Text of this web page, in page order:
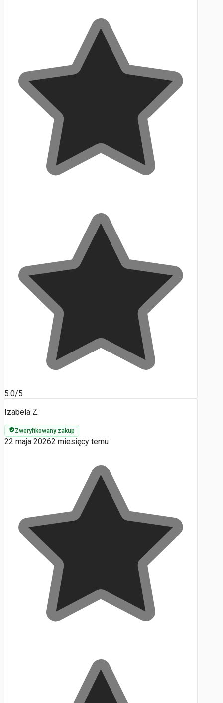
5.0/5
Izabela Z.
Zweryfikowany zakup
22 maja 20262 miesięcy temu